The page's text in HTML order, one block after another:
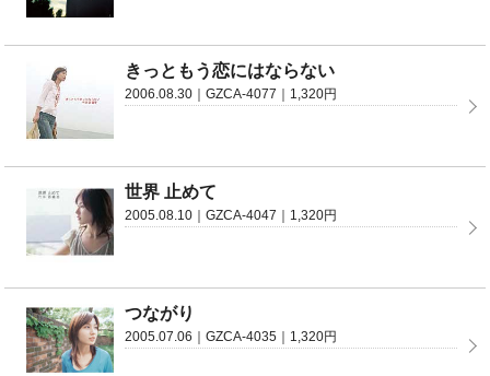
きっともう恋にはならない
2006.08.30｜GZCA-4077｜1,320円
世界 止めて
2005.08.10｜GZCA-4047｜1,320円
つながり
2005.07.06｜GZCA-4035｜1,320円